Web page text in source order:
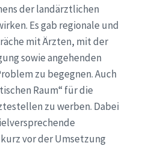
der landärztlichen
Es gab regionale und
mit Ärzten, mit der
sowie angehenden
zu begegnen. Auch
Raum“ für die
zu werben. Dabei
vor der Umsetzung